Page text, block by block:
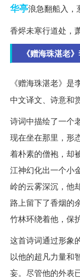
华亭浪急翻船入，
香烬未寒行道处，
《赠海珠湛老
《赠海珠湛老》
中文译文、诗意和
诗词中描绘了一个
现在坐在那里，形
着朴素的僧袍，却
江神幻化出一个小
岭的云雾深沉，他
路上留下了香烟的
竹林环绕着他，保
这首诗词通过形象
以他的超凡力量和
妄。尽管他的外表